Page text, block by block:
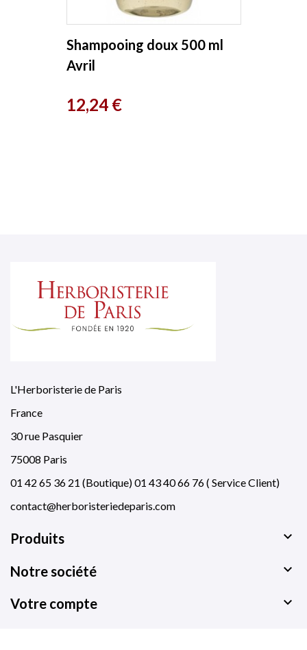
Shampooing doux 500 ml
Avril
Prix
12,24 €
L'Herboristerie de Paris
France
30 rue Pasquier
75008 Paris
01 42 65 36 21 (Boutique) 01 43 40 66 76 ( Service Client)
contact@herboristeriedeparis.com
Produits 
Notre société 
Votre compte 